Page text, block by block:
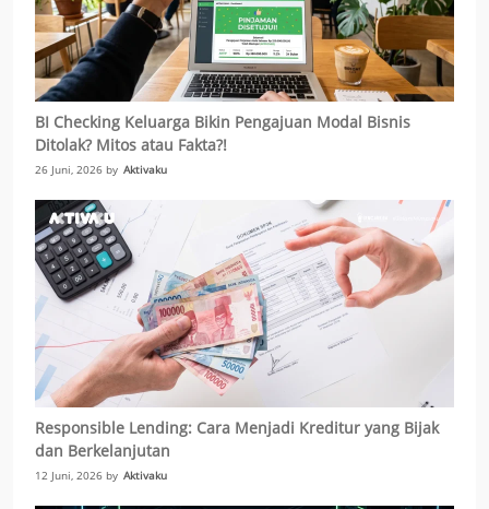
BI Checking Keluarga Bikin Pengajuan Modal Bisnis
Ditolak? Mitos atau Fakta?!
26 Juni, 2026 by Aktivaku
Responsible Lending: Cara Menjadi Kreditur yang Bijak
dan Berkelanjutan
12 Juni, 2026 by Aktivaku